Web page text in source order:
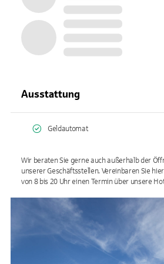
Ausstattung
Geldautomat
Wir beraten Sie gerne auch außerhalb der
unserer Geschäftsstellen. Vereinbaren Sie
von 8 bis 20 Uhr einen Termin über unsere